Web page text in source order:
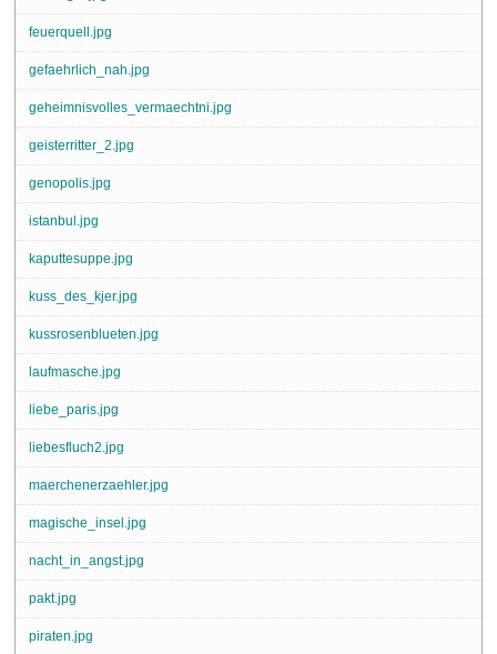
feuerquell.jpg
gefaehrlich_nah.jpg
geheimnisvolles_vermaechtni.jpg
geisterritter_2.jpg
genopolis.jpg
istanbul.jpg
kaputtesuppe.jpg
kuss_des_kjer.jpg
kussrosenblueten.jpg
laufmasche.jpg
liebe_paris.jpg
liebesfluch2.jpg
maerchenerzaehler.jpg
magische_insel.jpg
nacht_in_angst.jpg
pakt.jpg
piraten.jpg